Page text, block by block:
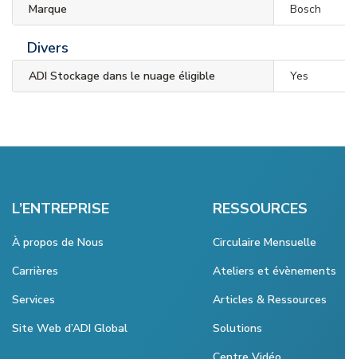
Marque Bosch
Divers
ADI Stockage dans le nuage éligible Yes
L’ENTREPRISE
À propos de Nous
Carrières
Services
Site Web d’ADI Global
RESSOURCES
Circulaire Mensuelle
Ateliers et évènements
Articles & Ressources
Solutions